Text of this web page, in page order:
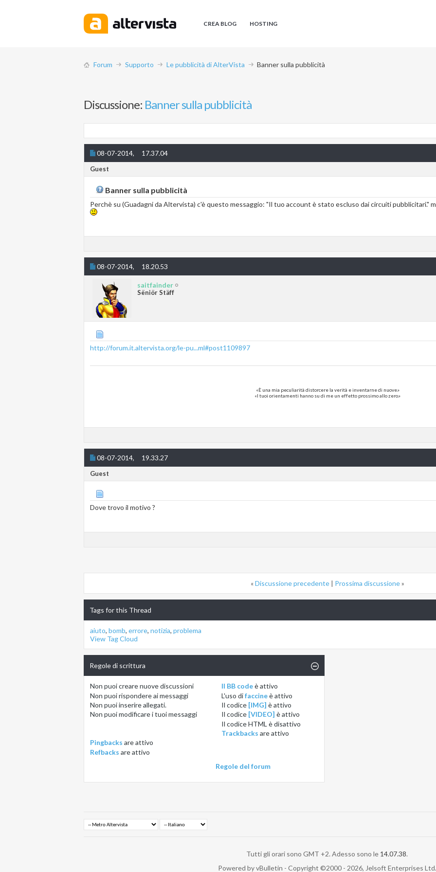
CREA BLOG HOSTING
Forum Supporto Le pubblicità di AlterVista Banner sulla pubblicità
Discussione: Banner sulla pubblicità
08-07-2014, 17.37.04
Guest
Banner sulla pubblicità
Perchè su (Guadagni da Altervista) c'è questo messaggio: "Il tuo account è stato escluso dai circuiti pubblicitari."
08-07-2014, 18.20.53
saitfainder
Sëniör Stäff
http://forum.it.altervista.org/le-pu...ml#post1109897
«È una mia peculiarità distorcere la verità e inventarne di nuove.»
«I tuoi orientamenti hanno su di me un effetto prossimo allo zero.»
08-07-2014, 19.33.27
Guest
Dove trovo il motivo ?
«Discussione precedente | Prossima discussione»
Tags for this Thread
aiuto, bomb, errore, notizia, problema
View Tag Cloud
Regole di scrittura
Non puoicreare nuove discussioni
Non puoirispondere ai messaggi
Non puoiinserire allegati.
Non puoimodificare i tuoi messaggi
Il BB codeèattivo
L'uso difaccineèattivo
Il codice [IMG] èattivo
Il codice [VIDEO] èattivo
Il codice HTML èdisattivo
Trackbacks areattivo
Pingbacks areattivo
Refbacks areattivo
Regole del forum
Tutti gli orari sono GMT +2. Adesso sono le 14.07.38.
Powered by vBulletin - Copyright ©2000 - 2026, Jelsoft Enterprises Ltd.